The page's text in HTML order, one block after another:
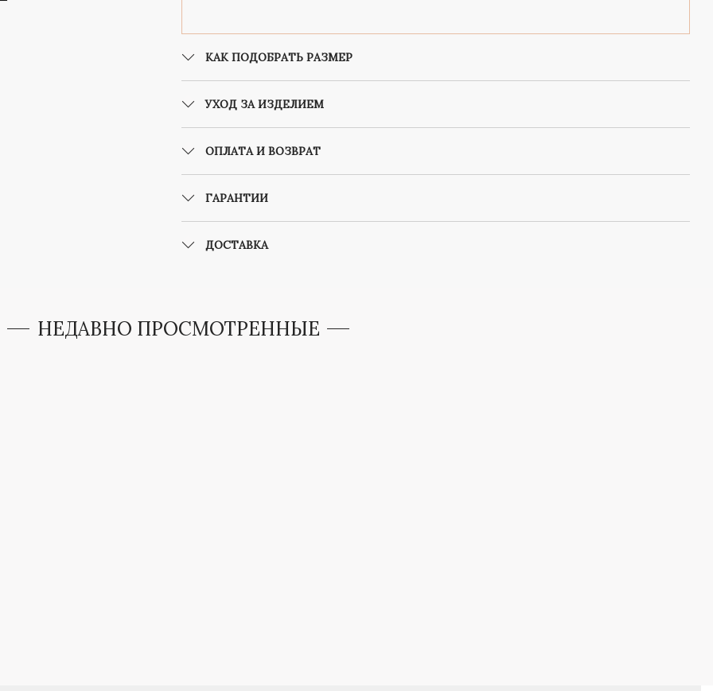
КАК ПОДОБРАТЬ РАЗМЕР
УХОД ЗА ИЗДЕЛИЕМ
ОПЛАТА И ВОЗВРАТ
ГАРАНТИИ
ДОСТАВКА
НЕДАВНО ПРОСМОТРЕННЫЕ